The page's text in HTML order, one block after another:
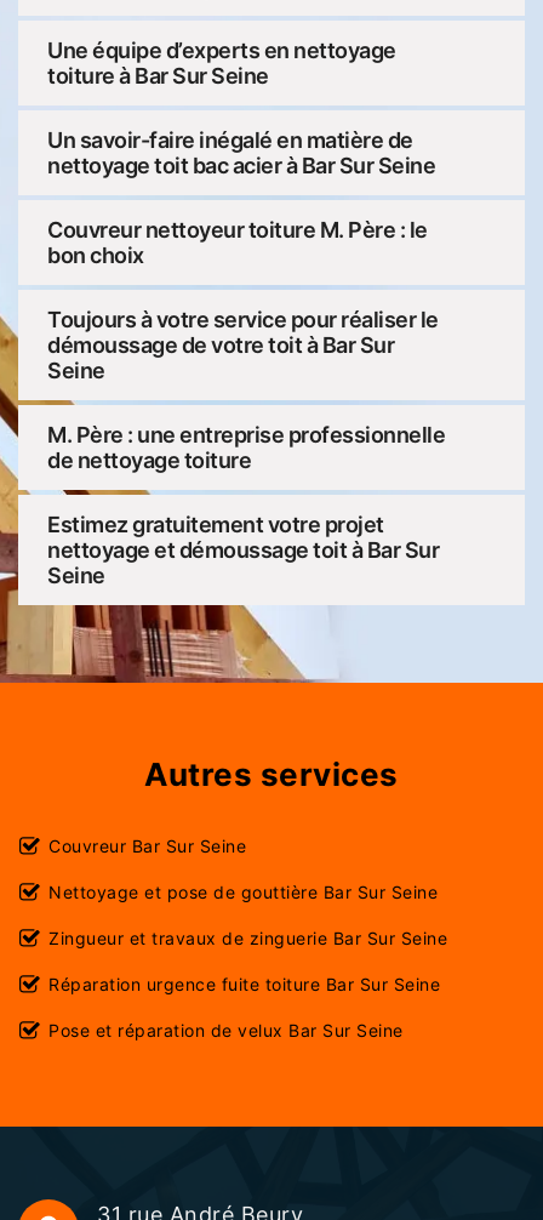
Une équipe d’experts en nettoyage
toiture à Bar Sur Seine
Un savoir-faire inégalé en matière de
nettoyage toit bac acier à Bar Sur Seine
Couvreur nettoyeur toiture M. Père : le
bon choix
Toujours à votre service pour réaliser le
démoussage de votre toit à Bar Sur
Seine
M. Père : une entreprise professionnelle
de nettoyage toiture
Estimez gratuitement votre projet
nettoyage et démoussage toit à Bar Sur
Seine
Autres services
Couvreur Bar Sur Seine
Nettoyage et pose de gouttière Bar Sur Seine
Zingueur et travaux de zinguerie Bar Sur Seine
Réparation urgence fuite toiture Bar Sur Seine
Pose et réparation de velux Bar Sur Seine
31 rue André Beury